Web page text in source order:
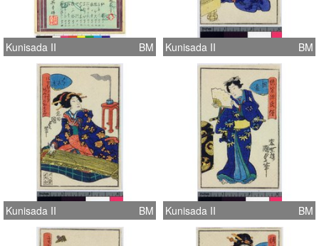
Kunisada II BM Kunisada II BM
Kunisada II BM Kunisada II BM